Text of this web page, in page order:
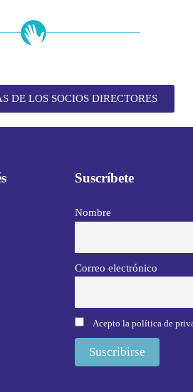
DE LOS SOCIOS DIRECTORES
Suscríbete
Nombre
Correo electrónico
Acepto la política de